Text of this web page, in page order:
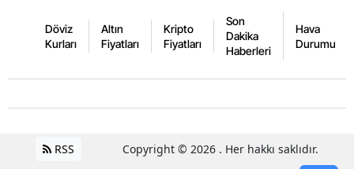
Döviz
Kurları
Altın
Fiyatları
Kripto
Fiyatları
Son
Dakika
Haberleri
Hava
Durumu
RSS Copyright © 2026 . Her hakkı saklıdır.